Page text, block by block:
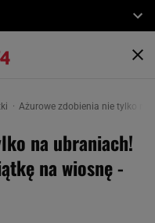
Ażurowe zdobienia nie tylko na
na ubraniach!
na wiosnę -